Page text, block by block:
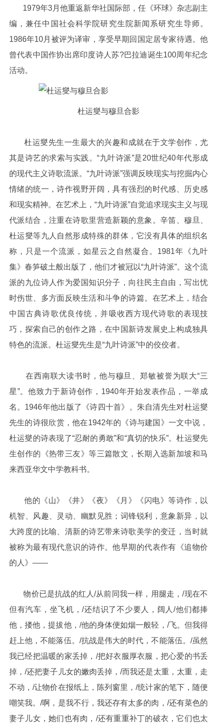
1979年3月他重返新华社国际部，任《环球》杂志副主
编，兼任中国社会科学院研究生院新闻系研究生导师。
1986年10月被评为译审，享受早期回国定居专家待遇。他
曾代表中国作协出席印度诗人苏?巴拉迪诞生100周年纪念
活动。
杜运燮与穆旦合影
杜运燮先生一生最大的兴趣和成就在于文学创作，尤
其是诗艺的求索与实践。“九叶诗派”是20世纪40年代形成
的现代主义诗歌流派。“九叶诗派”强调反映现实与挖掘内心
情绪的统一，诗作视野开阔，具有强烈的时代感、历史感
和现实精神。在艺术上，“九叶诗派”自觉追求现实主义与现
代派结合，注重在诗歌里营造新颖的意象。辛笛、穆旦、
杜运燮等九人自然形成特殊的群体，它没有具体的组织名
称，只是一个流派，如星云之自然凝合。1981年《九叶
集》春笋破土般出版了，他们才被冠以“九叶诗派”。这个流
派的九位诗人作为爱国知识分子，向往民主自由，写出忧
时伤世、多方面反映生活和斗争的诗篇。在艺术上，结合
中国古典诗歌优良传统，并吸收西方现代诗歌的表现技
巧，探索自己的创作之路，在中国新诗发展史上构成独具
特色的流派。杜运燮先生是“九叶诗派”中的佼佼者。
在西南联大读书时，他与穆旦、郑敏被誉为联大“三
星”。他致力于新诗创作，1940年开始发表作品，一举成
名。1946年他出版了《诗四十首》。朱自清先生对杜运燮
先生的诗很欣赏，他在1942年的《诗与建国》一文中说，
杜运燮的诗表现了“忍耐的勇敢”和“真切的快乐”。杜运燮先
生创作的《热带三友》等三篇散文，长期入选新加坡和马
来西亚华文中学教科书。
他的《山》《井》《夜》《月》《闪电》等诗作，以
机智、风趣、灵动、幽默见胜；词锋锐利，意象新异，以
大跨度的比喻、清新的诗艺带来诗歌美学的变迁，当时就
被称为最有现代意识的诗作。他早期的代表作有《追物价
的人》——
物价已是抗战的红人/从前同我一样，用腿走，/现在不
但有汽车，坐飞机，/还结识了不少要人，阔人/他们都捧
他，搂他，提拔他，/他的身体便如烟一般轻，/飞。但我得
赶上他，不能落伍。/抗战是伟大的时代，不能落伍。/虽然
我已经把温暖的家丢掉，/把好衣服厚衣服，把心爱的书丢
掉，/还把妻子儿女的嫩肉丢掉，/而我还是太重，太重，走
不动，/让物价在报纸上，陈列窗里，/统计家的笔下，随便
嘲笑我。/啊，是我不行，我还存有太多的肉，/还有菜色的
妻子儿女，她们也有肉，/还有重重补丁的破衣，它们也太